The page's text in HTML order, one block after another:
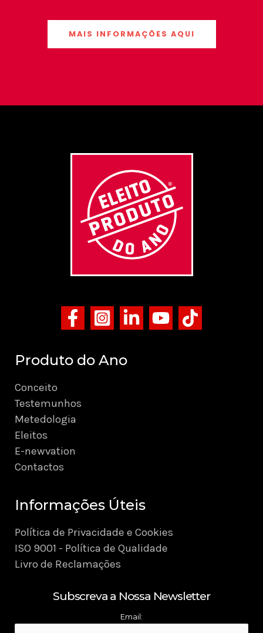
MAIS INFORMAÇÕES AQUI
Produto do Ano
Conceito
Testemunhos
Metedologia
Eleitos
E-newvation
Contactos
Informações Úteis
Política de Privacidade e Cookies
ISO 9001 - Política de Qualidade
Livro de Reclamações
Subscreva a Nossa Newsletter
Email: